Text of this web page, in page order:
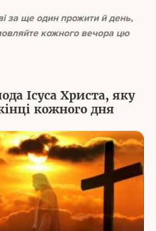
за ще один прожити й день,
кожного вечора цю
Ісуса Христа, яку
кожного дня